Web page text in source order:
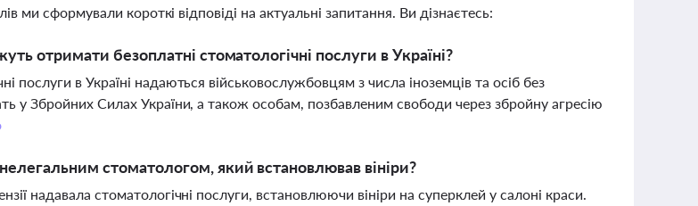
ми сформували короткі відповіді на актуальні запитання. Ви дізнаєтесь:
отримати безоплатні стоматологічні послуги в Україні?
послуги в Україні надаються військовослужбовцям з числа іноземців та осіб без
у Збройних Силах України, а також особам, позбавленим свободи через збройну агресію
стоматологом, який встановлював вініри?
надавала стоматологічні послуги, встановлюючи вініри на суперклей у салоні краси.